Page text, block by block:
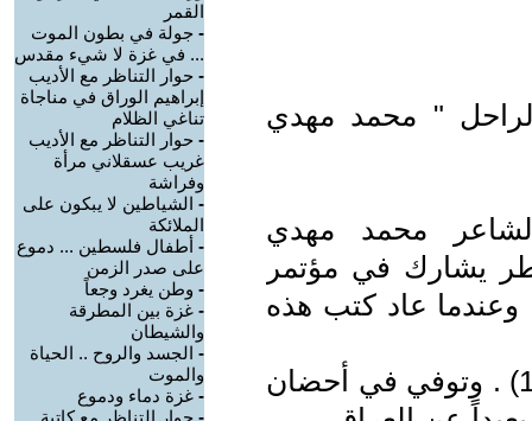
" محمد مهدي
الشاعر محمد مهدي
يشارك في مؤتمر
وعندما عاد كتب هذه
نشر للجواهري أول قصيدة عام (1931) . وتوفي في أحضان
القمر
- جولة في بطون الموت
... في غزة لا شيء مقدس
- حوار التناظر مع الأديب
إبراهيم الوراق في مناجاة
تناغي الظلام
- حوار التناظر مع الأديب
غريب عسقلاني مرأة
وفراشة
- الشياطين لا يبكون على
الملائكة
- أطفال فلسطين ... دموع
على صدر الزمن
- وطن يغرد وجعاً
- غزة بين المطرقة
والشيطان
- الجسد والروح .. الحياة
والموت
- غزة دماء ودموع
- حوار التناظر مع كاتبة